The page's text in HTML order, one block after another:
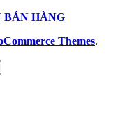
HÀNG
Themes.